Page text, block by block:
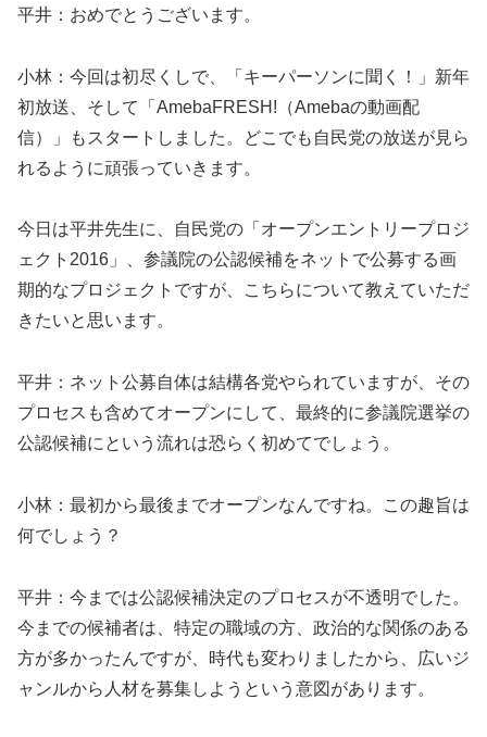
平井：おめでとうございます。
小林：今回は初尽くしで、「キーパーソンに聞く！」新年
初放送、そして「AmebaFRESH!（Amebaの動画配
信）」もスタートしました。どこでも自民党の放送が見ら
れるように頑張っていきます。
今日は平井先生に、自民党の「オープンエントリープロジ
ェクト2016」、参議院の公認候補をネットで公募する画
期的なプロジェクトですが、こちらについて教えていただ
きたいと思います。
平井：ネット公募自体は結構各党やられていますが、その
プロセスも含めてオープンにして、最終的に参議院選挙の
公認候補にという流れは恐らく初めてでしょう。
小林：最初から最後までオープンなんですね。この趣旨は
何でしょう？
平井：今までは公認候補決定のプロセスが不透明でした。
今までの候補者は、特定の職域の方、政治的な関係のある
方が多かったんですが、時代も変わりましたから、広いジ
ャンルから人材を募集しようという意図があります。